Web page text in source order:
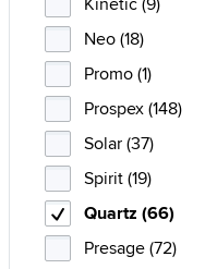
Neo (18)
Promo (1)
Prospex (148)
Solar (37)
Spirit (19)
Quartz (66)
Presage (72)